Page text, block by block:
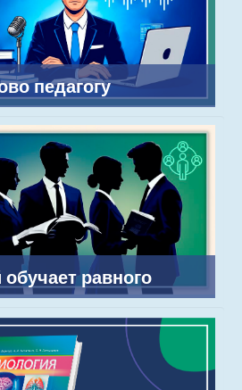
педагогу
равного